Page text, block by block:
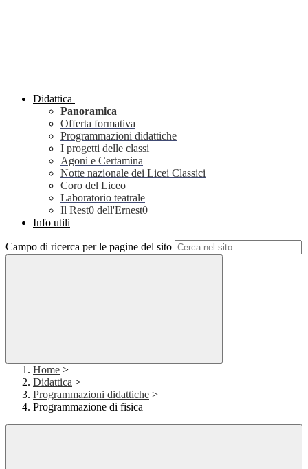
Didattica
Panoramica
Offerta formativa
Programmazioni didattiche
I progetti delle classi
Agoni e Certamina
Notte nazionale dei Licei Classici
Coro del Liceo
Laboratorio teatrale
Il Rest0 dell'Ernest0
Info utili
Campo di ricerca per le pagine del sito
Home >
Didattica >
Programmazioni didattiche >
Programmazione di fisica